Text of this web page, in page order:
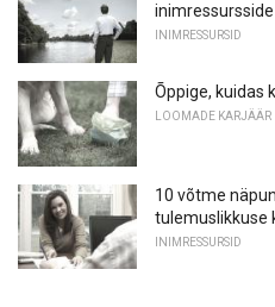
INIMRESSURSID
Õppige, kuidas
LOOMADE KARJÄÄR
10 võtme
tulemuslikkuse
INIMRESSURSID